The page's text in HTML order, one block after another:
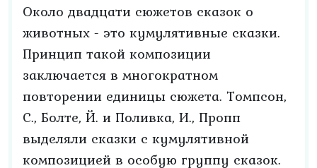
Около двадцати сюжетов сказок о
животных - это кумулятивные сказки.
Принцип такой композиции
заключается в многократном
повторении единицы сюжета. Томпсон,
С., Болте, Й. и Поливка, И., Пропп
выделяли сказки с кумулятивной
композицией в особую группу сказок.